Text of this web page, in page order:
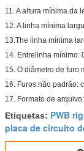
11. A altura mínima da
12. A linha mínima
13.The linha mínima
14. Entrelinha mínimo:
15. O diâmetro de furo
16. Furos não padrão:
17. Formato de
Etiquetas: PWB
placa de circuito